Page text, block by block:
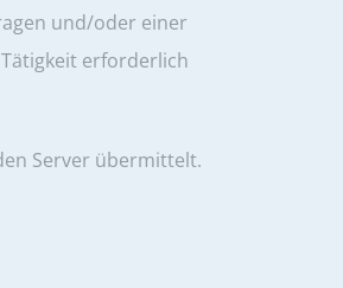
und/oder einer
erforderlich
Server übermittelt.